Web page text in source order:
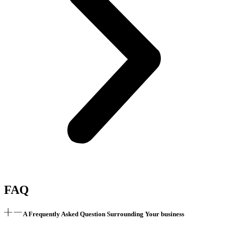
FAQ
A Frequently Asked Question Surrounding Your business